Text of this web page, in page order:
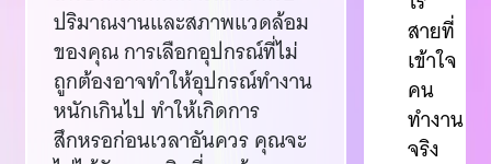
ปริมาณงานและสภาพแวดล้อม
ของคุณ การเลือกอุปกรณ์ที่ไม่
ถูกต้องอาจทำให้อุปกรณ์ทำงาน
หนักเกินไป ทำให้เกิดการ
สึกหรอก่อนเวลาอันควร คุณจะ
สายที่
เข้าใจ
คน
ทำงาน
จริง